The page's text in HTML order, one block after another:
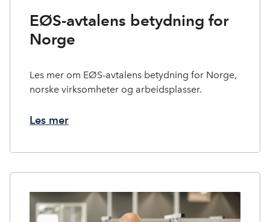
EØS-avtalens betydning for
Norge
Les mer om EØS-avtalens betydning for Norge,
norske virksomheter og arbeidsplasser.
Les mer